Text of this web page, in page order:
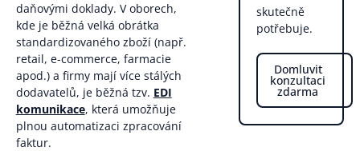
daňovými doklady. V oborech,
kde je běžná velká obrátka
standardizovaného zboží (např.
retail, e-commerce, farmacie
apod.) a firmy mají více stálých
dodavatelů, je běžná tzv. EDI
komunikace, která umožňuje
plnou automatizaci zpracování
faktur.
skutečně
potřebuje.
Domluvit
konzultaci
zdarma